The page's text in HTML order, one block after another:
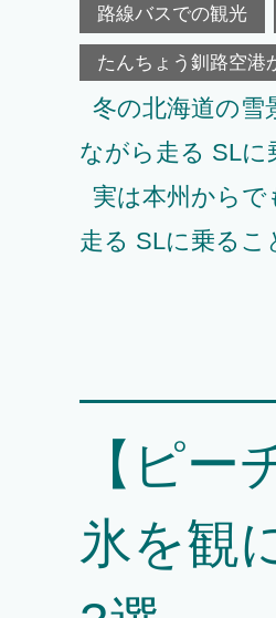
路線バスでの観光
たんちょう釧路空港
冬の北海道の雪
ながら走る SL
実は本州からで
走る SLに乗る
【ピ
氷を観